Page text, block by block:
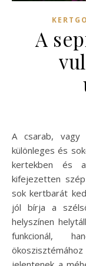
A
A csarab, vagy más néven közönséges csarab, egy
különleges és
kertekben és
kifejezetten
sok kertbarát
jól bírja a
helyszínen
funkcionál,